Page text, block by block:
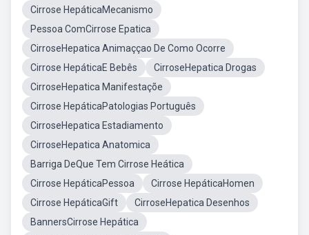
Cirrose HepáticaMecanismo
Pessoa ComCirrose Epatica
CirroseHepatica Animaççao De Como Ocorre
Cirrose HepáticaE Bebês
CirroseHepatica Drogas
CirroseHepatica Manifestaçõe
Cirrose HepáticaPatologias Português
CirroseHepatica Estadiamento
CirroseHepatica Anatomica
Barriga DeQue Tem Cirrose Heática
Cirrose HepáticaPessoa
Cirrose HepáticaHomen
Cirrose HepáticaGift
CirroseHepatica Desenhos
BannersCirrose Hepática